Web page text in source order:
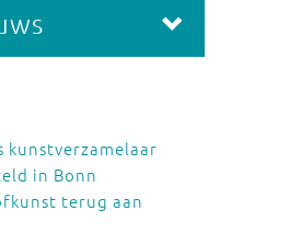
kunstverzamelaar
in Bonn
terug aan